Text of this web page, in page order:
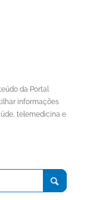
da Portal
informações
telemedicina e